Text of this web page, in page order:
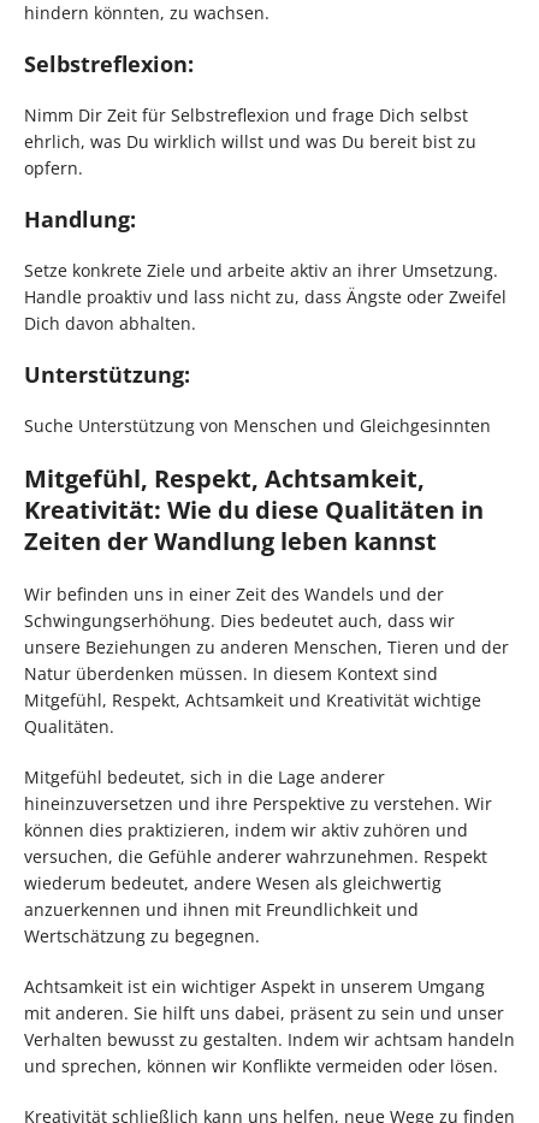
hindern könnten, zu wachsen.
Selbstreflexion:
Nimm Dir Zeit für Selbstreflexion und frage Dich selbst
ehrlich, was Du wirklich willst und was Du bereit bist zu
opfern.
Handlung:
Setze konkrete Ziele und arbeite aktiv an ihrer Umsetzung.
Handle proaktiv und lass nicht zu, dass Ängste oder Zweifel
Dich davon abhalten.
Unterstützung:
Suche Unterstützung von Menschen und Gleichgesinnten
Mitgefühl, Respekt, Achtsamkeit,
Kreativität: Wie du diese Qualitäten in
Zeiten der Wandlung leben kannst
Wir befinden uns in einer Zeit des Wandels und der
Schwingungserhöhung. Dies bedeutet auch, dass wir
unsere Beziehungen zu anderen Menschen, Tieren und der
Natur überdenken müssen. In diesem Kontext sind
Mitgefühl, Respekt, Achtsamkeit und Kreativität wichtige
Qualitäten.
Mitgefühl bedeutet, sich in die Lage anderer
hineinzuversetzen und ihre Perspektive zu verstehen. Wir
können dies praktizieren, indem wir aktiv zuhören und
versuchen, die Gefühle anderer wahrzunehmen. Respekt
wiederum bedeutet, andere Wesen als gleichwertig
anzuerkennen und ihnen mit Freundlichkeit und
Wertschätzung zu begegnen.
Achtsamkeit ist ein wichtiger Aspekt in unserem Umgang
mit anderen. Sie hilft uns dabei, präsent zu sein und unser
Verhalten bewusst zu gestalten. Indem wir achtsam handeln
und sprechen, können wir Konflikte vermeiden oder lösen.
Kreativität schließlich kann uns helfen, neue Wege zu finden